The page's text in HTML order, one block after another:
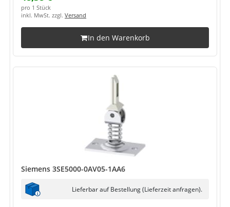
pro 1 Stück
inkl. MwSt. zzgl. Versand
In den Warenkorb
Siemens 3SE5000-0AV05-1AA6
Lieferbar auf Bestellung (Lieferzeit anfragen).